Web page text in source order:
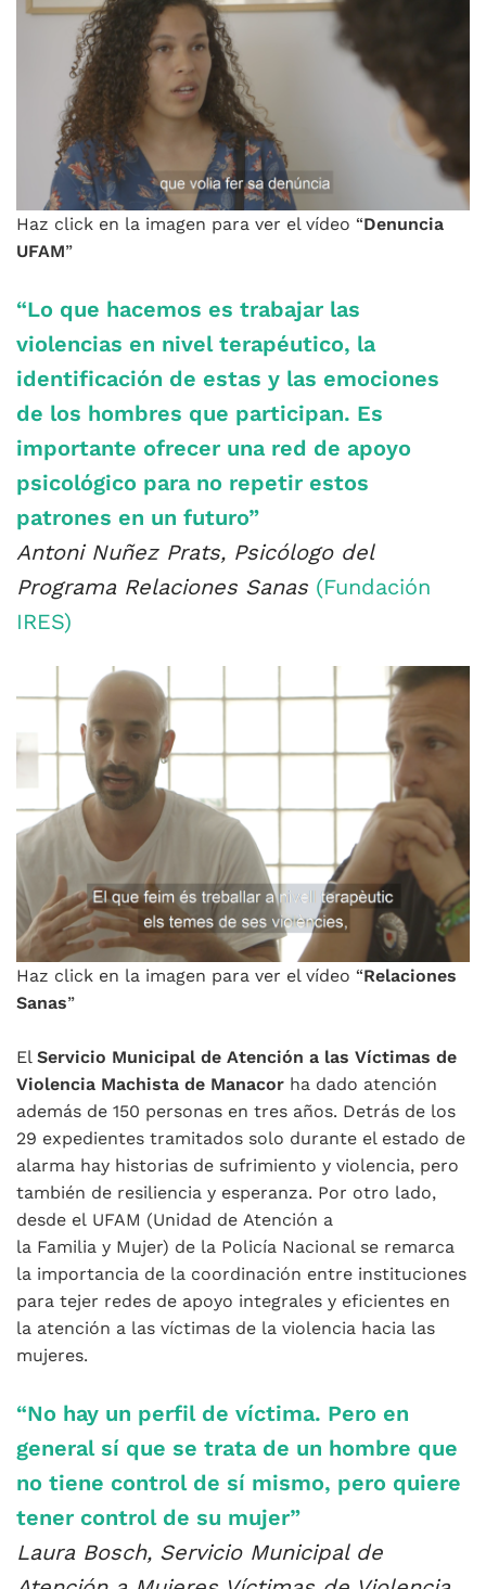
Haz click en la imagen para ver el vídeo “Denuncia
UFAM”
“Lo que hacemos es trabajar las
violencias en nivel terapéutico, la
identificación de estas y las emociones
de los hombres que participan. Es
importante ofrecer una red de apoyo
psicológico para no repetir estos
patrones en un futuro”
Antoni Nuñez Prats, Psicólogo del
Programa Relaciones Sanas (Fundación
IRES)
Haz click en la imagen para ver el vídeo “Relaciones
Sanas”
El Servicio Municipal de Atención a las Víctimas de
Violencia Machista de Manacor ha dado atención
además de 150 personas en tres años. Detrás de los
29 expedientes tramitados solo durante el estado de
alarma hay historias de sufrimiento y violencia, pero
también de resiliencia y esperanza. Por otro lado,
desde el UFAM (Unidad de Atención a
la Familia y Mujer) de la Policía Nacional se remarca
la importancia de la coordinación entre instituciones
para tejer redes de apoyo integrales y eficientes en
la atención a las víctimas de la violencia hacia las
mujeres.
“No hay un perfil de víctima. Pero en
general sí que se trata de un hombre que
no tiene control de sí mismo, pero quiere
tener control de su mujer”
Laura Bosch, Servicio Municipal de